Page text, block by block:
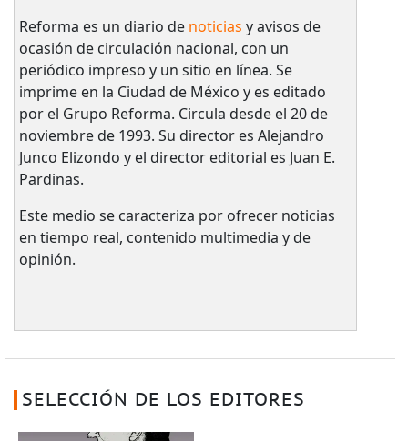
Reforma es un diario de noticias y avisos de
ocasión de circulación nacional, con un
periódico impreso y un sitio en línea. Se
imprime en la Ciudad de México y es editado
por el Grupo Reforma. Circula desde el 20 de
noviembre de 1993. Su director es Alejandro
Junco Elizondo y el director editorial es Juan E.
Pardinas.
Este medio se caracteriza por ofrecer noticias
en tiempo real, contenido multimedia y de
opinión.
SELECCIÓN DE LOS EDITORES